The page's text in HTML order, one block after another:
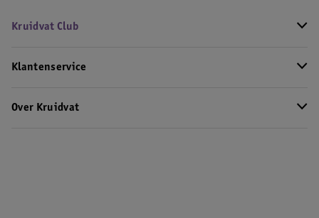
Kruidvat Club
Klantenservice
Over Kruidvat